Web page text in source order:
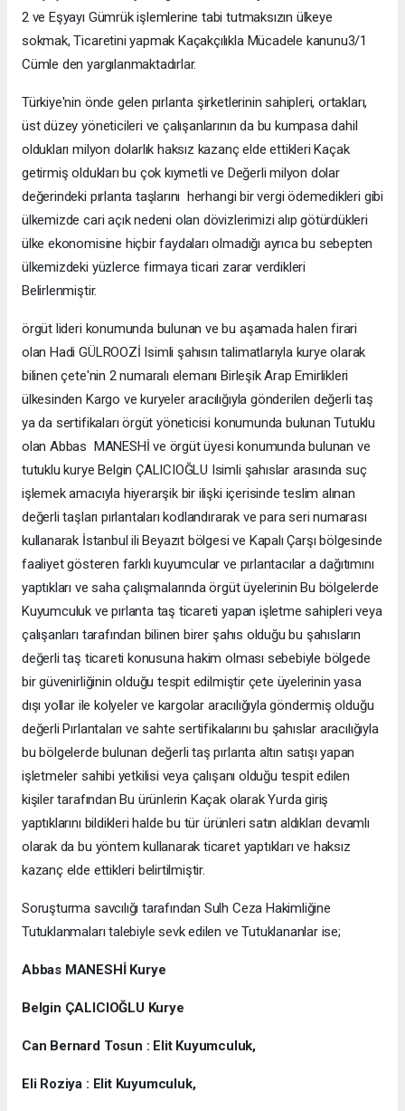
2 ve Eşyayı Gümrük işlemlerine tabi tutmaksızın ülkeye
sokmak, Ticaretini yapmak Kaçakçılıkla Mücadele kanunu3/1
Cümle den yargılanmaktadırlar.
Türkiye'nin önde gelen pırlanta şirketlerinin sahipleri, ortakları,
üst düzey yöneticileri ve çalışanlarının da bu kumpasa dahil
oldukları milyon dolarlık haksız kazanç elde ettikleri Kaçak
getirmiş oldukları bu çok kıymetli ve Değerli milyon dolar
değerindeki pırlanta taşlarını herhangi bir vergi ödemedikleri gibi
ülkemizde cari açık nedeni olan dövizlerimizi alıp götürdükleri
ülke ekonomisine hiçbir faydaları olmadığı ayrıca bu sebepten
ülkemizdeki yüzlerce firmaya ticari zarar verdikleri
Belirlenmiştir.
örgüt lideri konumunda bulunan ve bu aşamada halen firari
olan Hadi GÜLROOZİ Isimli şahısın talimatlarıyla kurye olarak
bilinen çete'nin 2 numaralı elemanı Birleşik Arap Emirlikleri
ülkesinden Kargo ve kuryeler aracılığıyla gönderilen değerli taş
ya da sertifikaları örgüt yöneticisi konumunda bulunan Tutuklu
olan Abbas MANESHİ ve örgüt üyesi konumunda bulunan ve
tutuklu kurye Belgin ÇALICIOĞLU Isimli şahıslar arasında suç
işlemek amacıyla hiyerarşik bir ilişki içerisinde teslim alınan
değerli taşları pırlantaları kodlandırarak ve para seri numarası
kullanarak İstanbul ili Beyazıt bölgesi ve Kapalı Çarşı bölgesinde
faaliyet gösteren farklı kuyumcular ve pırlantacılar a dağıtımını
yaptıkları ve saha çalışmalarında örgüt üyelerinin Bu bölgelerde
Kuyumculuk ve pırlanta taş ticareti yapan işletme sahipleri veya
çalışanları tarafından bilinen birer şahıs olduğu bu şahısların
değerli taş ticareti konusuna hakim olması sebebiyle bölgede
bir güvenirliğinin olduğu tespit edilmiştir çete üyelerinin yasa
dışı yollar ile kolyeler ve kargolar aracılığıyla göndermiş olduğu
değerli Pırlantaları ve sahte sertifikalarını bu şahıslar aracılığıyla
bu bölgelerde bulunan değerli taş pırlanta altın satışı yapan
işletmeler sahibi yetkilisi veya çalışanı olduğu tespit edilen
kişiler tarafından Bu ürünlerin Kaçak olarak Yurda giriş
yaptıklarını bildikleri halde bu tür ürünleri satın aldıkları devamlı
olarak da bu yöntem kullanarak ticaret yaptıkları ve haksız
kazanç elde ettikleri belirtilmiştir.
Soruşturma savcılığı tarafından Sulh Ceza Hakimliğine
Tutuklanmaları talebiyle sevk edilen ve Tutuklananlar ise;
Abbas MANESHİ Kurye
Belgin ÇALICIOĞLU Kurye
Can Bernard Tosun : Elit Kuyumculuk,
Eli Roziya : Elit Kuyumculuk,